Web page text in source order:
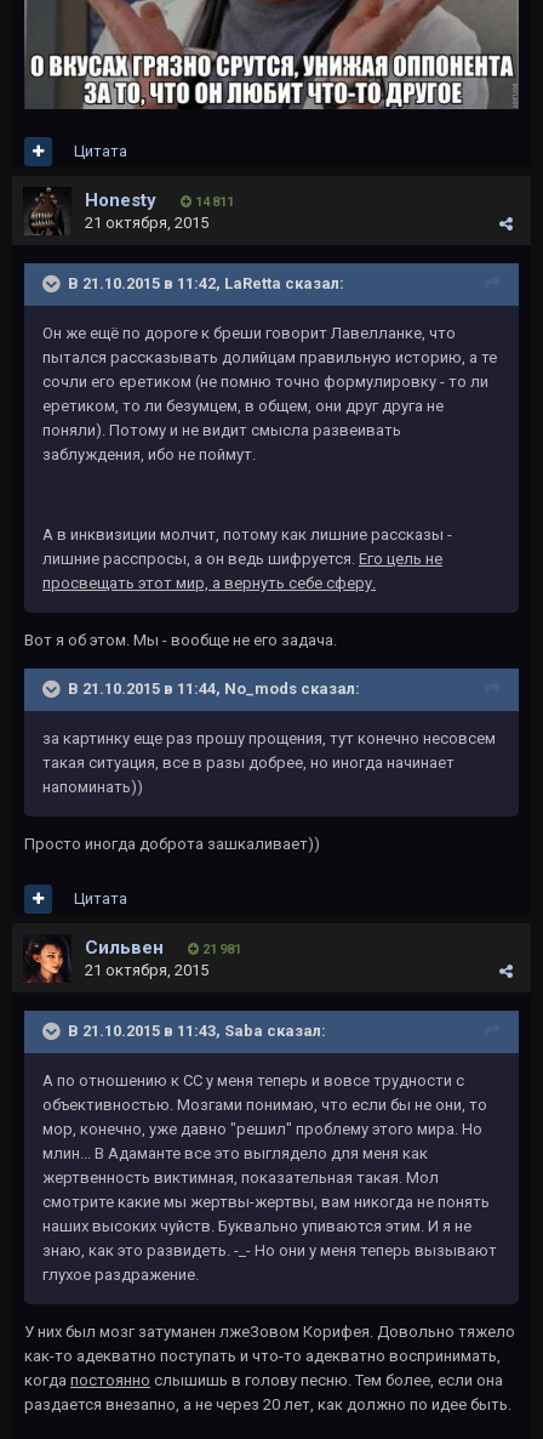
Цитата
Honesty 14 811
21 октября, 2015
В 21.10.2015 в 11:42, LaRetta сказал:
Он же ещё по дороге к бреши говорит Лавелланке, что
пытался рассказывать долийцам правильную историю, а те
сочли его еретиком (не помню точно формулировку - то ли
еретиком, то ли безумцем, в общем, они друг друга не
поняли). Потому и не видит смысла развеивать
заблуждения, ибо не поймут.
А в инквизиции молчит, потому как лишние рассказы -
лишние расспросы, а он ведь шифруется. Его цель не
просвещать этот мир, а вернуть себе сферу.
Вот я об этом. Мы - вообще не его задача.
В 21.10.2015 в 11:44, No_mods сказал:
за картинку еще раз прошу прощения, тут конечно несовсем
такая ситуация, все в разы добрее, но иногда начинает
напоминать))
Просто иногда доброта зашкаливает))
Цитата
Сильвен 21 981
21 октября, 2015
В 21.10.2015 в 11:43, Saba сказал:
А по отношению к СС у меня теперь и вовсе трудности с
объективностью. Мозгами понимаю, что если бы не они, то
мор, конечно, уже давно "решил" проблему этого мира. Но
млин... В Адаманте все это выглядело для меня как
жертвенность виктимная, показательная такая. Мол
смотрите какие мы жертвы-жертвы, вам никогда не понять
наших высоких чуйств. Буквально упиваются этим. И я не
знаю, как это развидеть. -_- Но они у меня теперь вызывают
глухое раздражение.
У них был мозг затуманен лжеЗовом Корифея. Довольно тяжело
как-то адекватно поступать и что-то адекватно воспринимать,
когда постоянно слышишь в голову песню. Тем более, если она
раздается внезапно, а не через 20 лет, как должно по идее быть.